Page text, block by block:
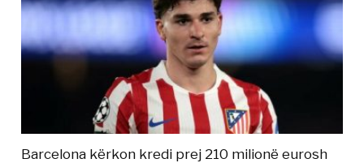
Barcelona kërkon kredi prej 210 milionë eurosh